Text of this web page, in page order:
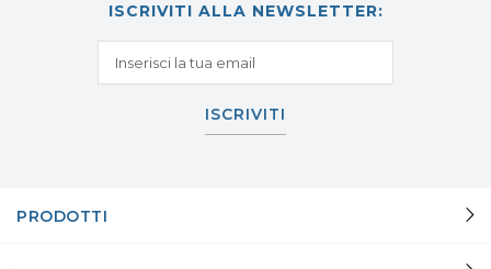
ISCRIVITI ALLA NEWSLETTER:
ISCRIVITI
PRODOTTI